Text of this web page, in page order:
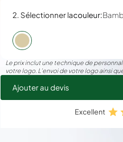
2. Sélectionner lacouleur:
Le prix inclut une technique de
votre logo. L’envoi de votre logo ainsi
Ajouter au devis
Excellent